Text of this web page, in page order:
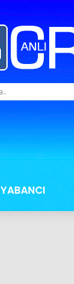
YABANCI